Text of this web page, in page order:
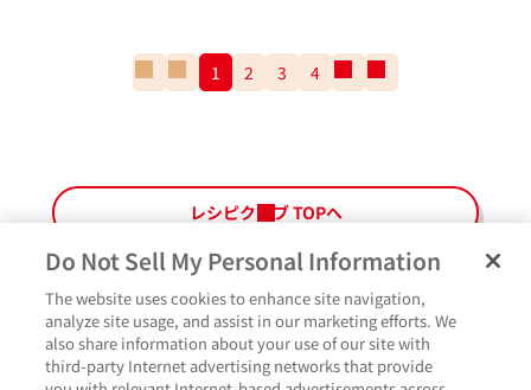
番
ペ
ー
ジ
の
1 2 3 4
の
番
ペ
ー
レシピクラブ TOPへ
作ったよ
ペ
ー
ジ
最
よくあるご質問 ご利用規約Glicoメンバーズ会員規約プライバシーポリシー
サイトマップお問い合わせCookie設定Glicoホームページ
Do Not Sell My Personal Information
The website uses cookies to enhance site navigation,
analyze site usage, and assist in our marketing efforts. We
also share information about your use of our site with
third-party Internet advertising networks that provide